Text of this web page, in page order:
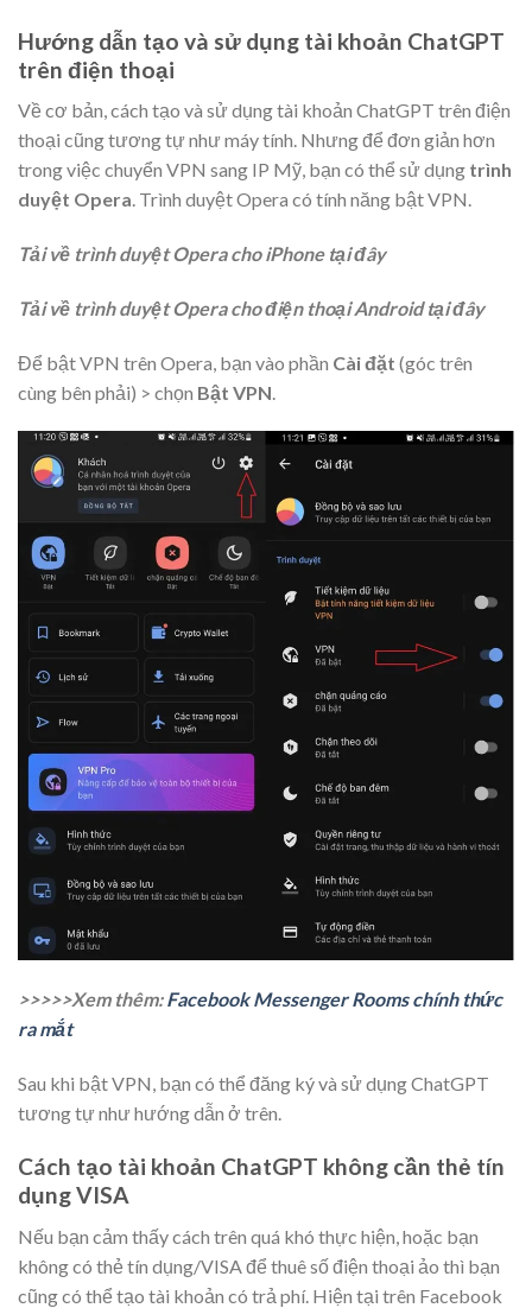
Hướng dẫn tạo và sử dụng tài khoản ChatGPT
trên điện thoại
Về cơ bản, cách tạo và sử dụng tài khoản ChatGPT trên điện
thoại cũng tương tự như máy tính. Nhưng để đơn giản hơn
trong việc chuyển VPN sang IP Mỹ, bạn có thể sử dụng trình
duyệt Opera. Trình duyệt Opera có tính năng bật VPN.
Tải về trình duyệt Opera cho iPhone tại đây
Tải về trình duyệt Opera cho điện thoại Android tại đây
Để bật VPN trên Opera, bạn vào phần Cài đặt (góc trên
cùng bên phải) > chọn Bật VPN
>>>>>Xem thêm:Facebook Messenger Rooms chính thức
ra mắt
Sau khi bật VPN, bạn có thể đăng ký và sử dụng ChatGPT
tương tự như hướng dẫn ở trên.
Cách tạo tài khoản ChatGPT không cần thẻ tín
dụng VISA
Nếu bạn cảm thấy cách trên quá khó thực hiện, hoặc bạn
không có thẻ tín dụng/VISA để thuê số điện thoại ảo thì bạn
cũng có thể tạo tài khoản có trả phí. Hiện tại trên Facebook